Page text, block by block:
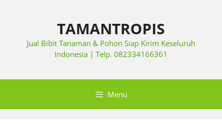
TAMANTROPIS
Jual Bibit Tanaman & Pohon Siap Kirim Keseluruh
Indonesia | Telp. 082334166361
Menu